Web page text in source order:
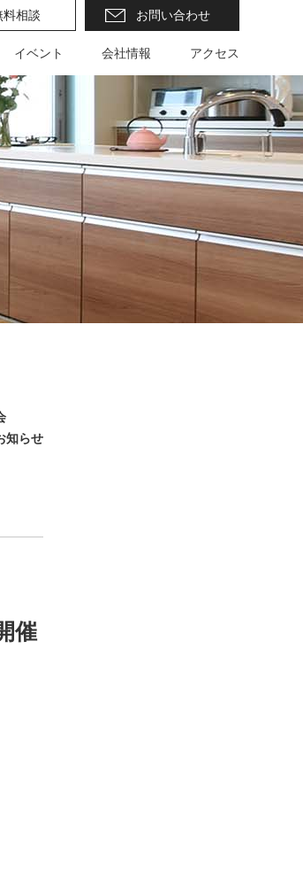
料相談 お問い合わせ
イベント 会社情報 アクセス
知らせ
催